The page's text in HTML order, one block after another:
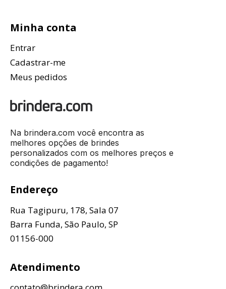
Minha conta
Entrar
Cadastrar-me
Meus pedidos
Na brindera.com você encontra as
melhores opções de brindes
personalizados com os melhores preços e
condições de pagamento!
Endereço
Rua Tagipuru, 178, Sala 07
Barra Funda, São Paulo, SP
01156-000
Atendimento